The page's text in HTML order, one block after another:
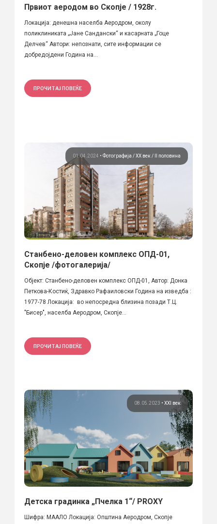
Првиот аеродом во Скопје / 1928г.
Локација: денешна населба Аеродром, околу
поликлиниката „Јане Сандански“ и касарната „Гоце
Делчев“ Автори: непознати, сите информации се
добредојдени Година на...
ПРОЧИТАЈ ПОВЕЌЕ
01.04.2024 • Фотографија ХХ век / II половина
Станбено-деловен комплекс ОПД-01,
Скопје /фотогалерија/
Објект: Станбено-деловен комплекс ОПД-01, Автор: Донка
Петкова-Костиќ, Здравко Рафаиловски Година на изведба :
1977-78 Локација: во непосредна близина позади Т.Ц.
"Бисер", населба Аеродром, Скопје...
ПРОЧИТАЈ ПОВЕЌЕ
08.05.2023 • XXI век
Детска градинка „Пчелка 1“/ PROXY
Шифра: МААЛО Локација: Општина Аеродром, Скопје